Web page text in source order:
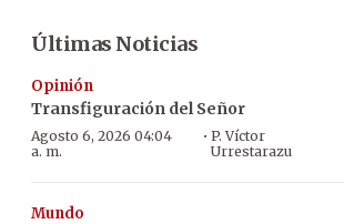
Últimas Noticias
Opinión
Transfiguración del Señor
Agosto 6, 2026 04:04
a. m.
· P. Víctor
Urrestarazu
Mundo